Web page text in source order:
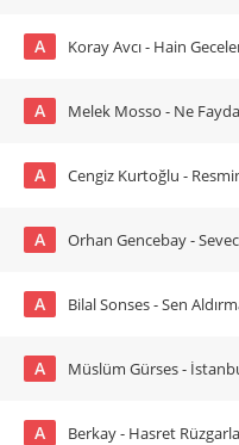
A Koray Avcı - Hain
A Melek Mosso - Ne
A Cengiz Kurtoğlu -
A Orhan Gencebay -
A Bilal Sonses - Sen
A Müslüm Gürses -
A Berkay - Hasret